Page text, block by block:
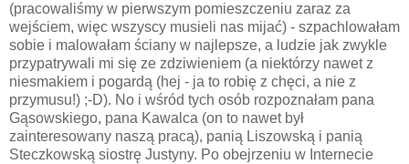
(pracowaliśmy w pierwszym pomieszczeniu zaraz za
wejściem, więc wszyscy musieli nas mijać) - szpachlowałam
sobie i malowałam ściany w najlepsze, a ludzie jak zwykle
przypatrywali mi się ze zdziwieniem (a niektórzy nawet z
niesmakiem i pogardą (hej - ja to robię z chęci, a nie z
przymusu!) ;-D). No i wśród tych osób rozpoznałam pana
Gąsowskiego, pana Kawalca (on to nawet był
zainteresowany naszą pracą), panią Liszowską i panią
Steczkowską siostrę Justyny. Po obejrzeniu w Internecie